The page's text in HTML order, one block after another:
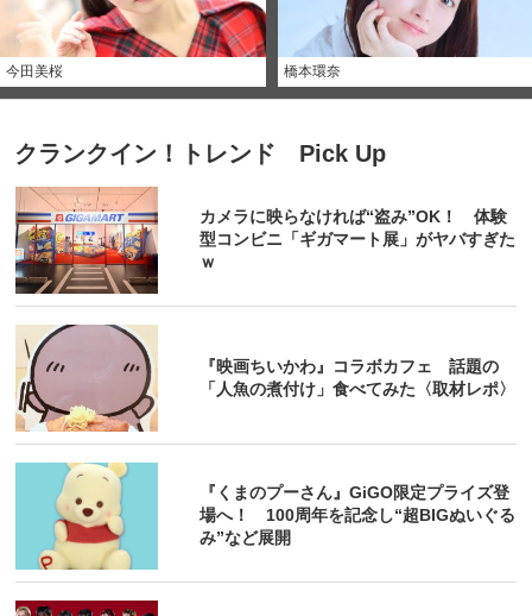
今田美桜 橋本環奈
クランクイン！トレンド Pick Up
カメラに映らなければ“盗み”OK！ 体験
型コンビニ「ギガマート展」がヤバすぎた
ｗ
『映画ちいかわ』コラボカフェ 話題の
「人魚の煮付け」食べてみた〈取材レポ〉
『くまのプーさん』GiGO限定プライズ登
場へ！ 100周年を記念し“超BIGぬいぐる
み”など展開